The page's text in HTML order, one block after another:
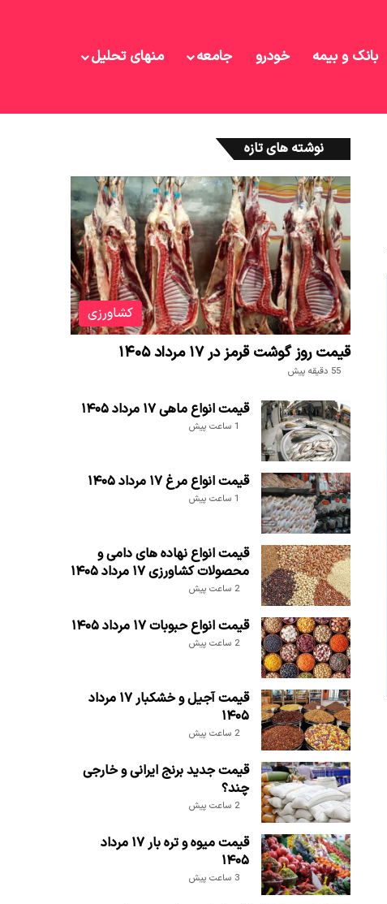
بانک و بیمه خودرو جامعه منهای تحلیل
نوشته های تازه
کشاورزی
قیمت روز گوشت قرمز در ۱۷ مرداد ۱۴۰۵
55 دقیقه پیش
قیمت انواع ماهی ۱۷ مرداد ۱۴۰۵
1 ساعت پیش
قیمت انواع مرغ ۱۷ مرداد ۱۴۰۵
1 ساعت پیش
قیمت انواع نهاده های دامی و
محصولات کشاورزی ۱۷ مرداد ۱۴۰۵
2 ساعت پیش
قیمت انواع حبوبات ۱۷ مرداد ۱۴۰۵
2 ساعت پیش
قیمت آجیل و خشکبار ۱۷ مرداد
۱۴۰۵
2 ساعت پیش
قیمت جدید برنج ایرانی و خارجی
چند؟
2 ساعت پیش
قیمت میوه و تره بار ۱۷ مرداد
۱۴۰۵
3 ساعت پیش